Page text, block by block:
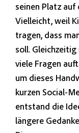
seinen Platz
Vielleicht, weil
tragen, dass
soll.
viele Fragen
um dieses
kurzen Social-
entstand die
längere